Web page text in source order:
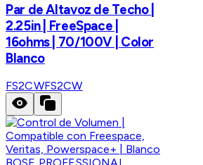
Par de Altavoz de Techo |
2.25in | FreeSpace |
16ohms | 70/100V | Color
Blanco
FS2CWFS2CW